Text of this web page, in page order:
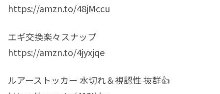
https://amzn.to/48jMccu
エギ交換楽々スナップ
https://amzn.to/4jyxjqe
ルアーストッカー 水切れ＆視認性 抜群👍